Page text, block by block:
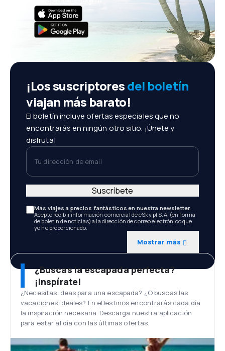
¡Los suscriptoresdel boletín
viajan más barato!
El boletín incluye ofertas especiales que no
encontrarás en ningún otro sitio. ¡Únete y
disfruta!
Tu dirección de email
Más viajes a precios fantásticos en nuestra newsletter.
Acepto recibir información comercial de eSky.pl S.A. (en forma
de boletín de noticias) a la dirección de correo electrónico que
yo he proporcionado.
Mostrar más
Suscríbete
¿Buscas la escapada perfecta?
¡Inspírate!
¿Necesitas ideas para una escapada? ¿O buscas las
vacaciones ideales? En eDestinos encontrarás cada día
la inspiración necesaria. Descarga nuestra aplicación
para estar al día con las últimas ofertas.